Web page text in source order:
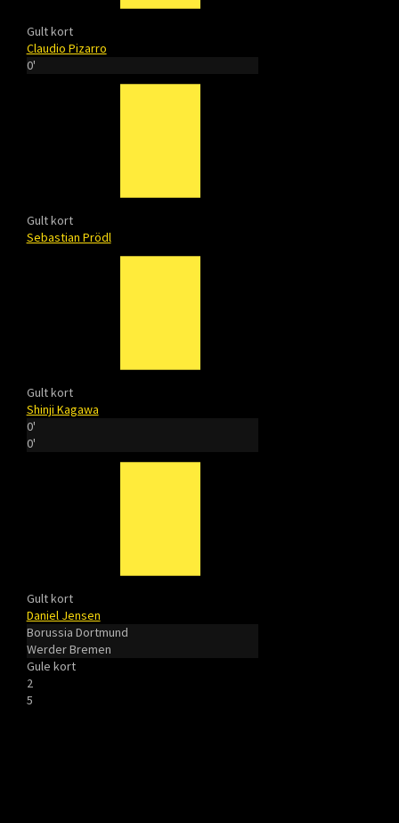
Gult kort
Claudio Pizarro
0'
Gult kort
Sebastian Prödl
Gult kort
Shinji Kagawa
0'
0'
Gult kort
Daniel Jensen
Borussia Dortmund
Werder Bremen
Gule kort
2
5